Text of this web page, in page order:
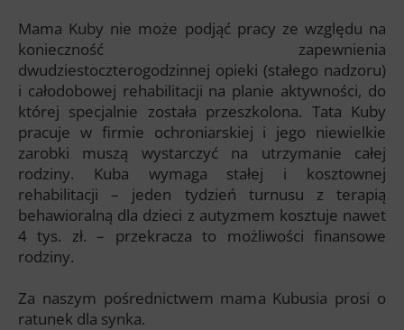
Mama Kuby nie może podjąć pracy ze względu na
konieczność zapewnienia
dwudziestoczterogodzinnej opieki (stałego nadzoru)
i całodobowej rehabilitacji na planie aktywności, do
której specjalnie została przeszkolona. Tata Kuby
pracuje w firmie ochroniarskiej i jego niewielkie
zarobki muszą wystarczyć na utrzymanie całej
rodziny. Kuba wymaga stałej i kosztownej
rehabilitacji – jeden tydzień turnusu z terapią
behawioralną dla dzieci z autyzmem kosztuje nawet
4 tys. zł. – przekracza to możliwości finansowe
rodziny.
Za naszym pośrednictwem mama Kubusia prosi o
ratunek dla synka.